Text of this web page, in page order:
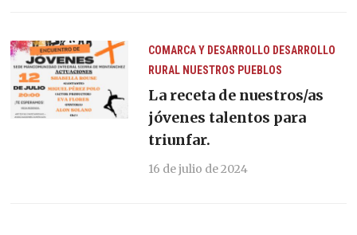
COMARCA Y DESARROLLO DESARROLLO
RURAL NUESTROS PUEBLOS
La receta de nuestros/as
jóvenes talentos para
triunfar.
16 de julio de 2024